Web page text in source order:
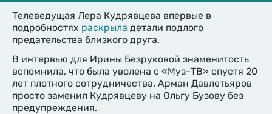
Телеведущая Лера Кудрявцева впервые в
подробностях раскрыла детали подлого
предательства близкого друга.
В интервью для Ирины Безруковой знаменитость
вспомнила, что была уволена с «Муз-ТВ» спустя 20
лет плотного сотрудничества. Арман Давлетьяров
просто заменил Кудрявцеву на Ольгу Бузову без
предупреждения.